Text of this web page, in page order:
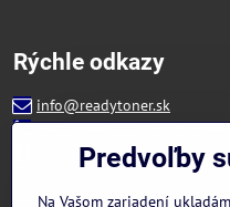
Rýchle odkazy
info@readytoner.sk
+421 944 322 536 (PO-PIA:
Facebook
WhatsApp
Predvoľby
Na Vašom zariadení